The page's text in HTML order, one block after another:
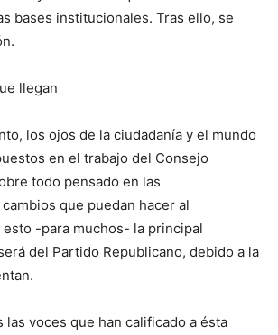
bases institucionales. Tras ello, se
llegan
los ojos de la ciudadanía y el mundo
en el trabajo del Consejo
todo pensado en las
que puedan hacer al
-para muchos- la principal
del Partido Republicano, debido a la
las voces que han calificado a ésta